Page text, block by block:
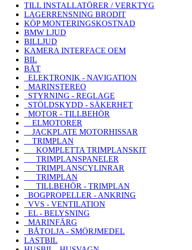
TILL INSTALLATÖRER / VERKTYG
LAGERRENSNING BRODIT
KÖP MONTERINGSKOSTNAD
BMW LJUD
BILLJUD
KAMERA INTERFACE OEM
BIL
BÅT
ELEKTRONIK - NAVIGATION
MARINSTEREO
STYRNING - REGLAGE
STÖLDSKYDD - SÄKERHET
MOTOR - TILLBEHÖR
ELMOTORER
JACKPLATE MOTORHISSAR
TRIMPLAN
KOMPLETTA TRIMPLANSKIT
TRIMPLANSPANELER
TRIMPLANSCYLINRAR
TRIMPLAN
TILLBEHÖR - TRIMPLAN
BOGPROPELLER - ANKRING
VVS - VENTILATION
EL - BELYSNING
MARINFÄRG
BÅTOLJA - SMÖRJMEDEL
LASTBIL